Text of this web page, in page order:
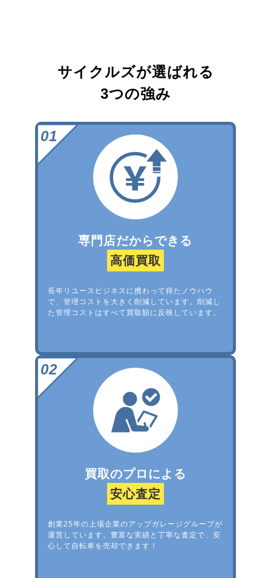
サイクルズが選ばれる
3つの強み
専門店だからできる
高価買取
長年リユースビジネスに携わって得たノウハウ
で、管理コストを大きく削減しています。削減し
た管理コストはすべて買取額に反映しています。
買取のプロによる
安心査定
創業25年の上場企業のアップガレージグループが
運営しています。豊富な実績と丁寧な査定で、安
心して自転車を売却できます！